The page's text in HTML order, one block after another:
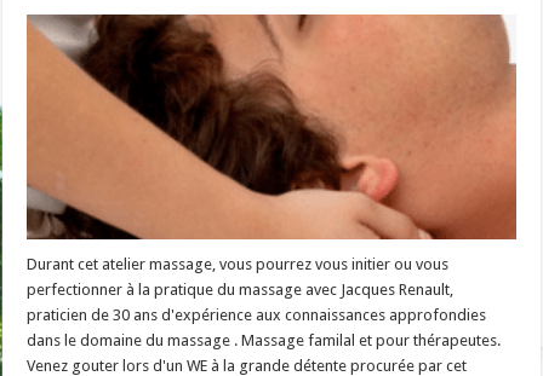
Durant cet atelier massage, vous pourrez vous initier ou vous
perfectionner à la pratique du massage avec Jacques Renault,
praticien de 30 ans d'expérience aux connaissances approfondies
dans le domaine du massage . Massage familal et pour thérapeutes.
Venez gouter lors d'un WE à la grande détente procurée par cet